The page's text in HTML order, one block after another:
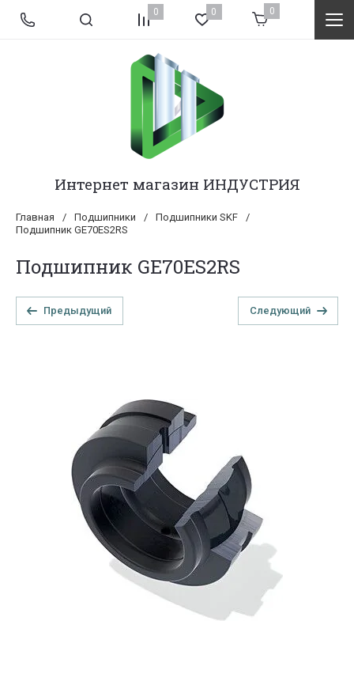
0 0 0
Интернет магазин ИНДУСТРИЯ
Главная / Подшипники / Подшипники SKF
/
Подшипник GE70ES2RS
Подшипник GE70ES2RS
Предыдущий Следующий